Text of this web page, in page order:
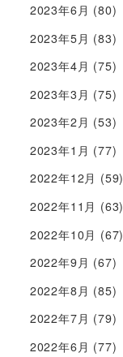
2023年6月 (80)
2023年5月 (83)
2023年4月 (75)
2023年3月 (75)
2023年2月 (53)
2023年1月 (77)
2022年12月 (59)
2022年11月 (63)
2022年10月 (67)
2022年9月 (67)
2022年8月 (85)
2022年7月 (79)
2022年6月 (77)